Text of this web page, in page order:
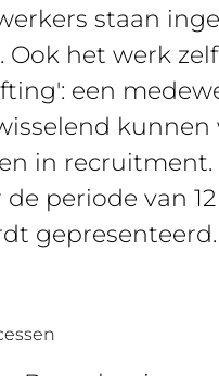
staan
het werk
een
in
periode van
gepresenteerd.